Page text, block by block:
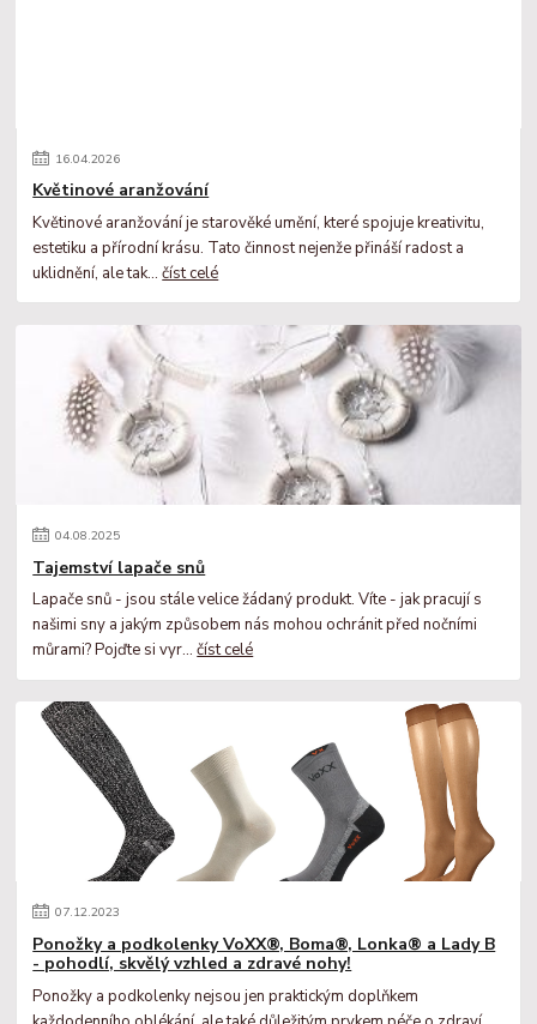
16.04.2026
Květinové aranžování
Květinové aranžování je starověké umění, které spojuje kreativitu,
estetiku a přírodní krásu. Tato činnost nejenže přináší radost a
uklidnění, ale tak...číst celé
04.08.2025
Tajemství lapače snů
Lapače snů - jsou stále velice žádaný produkt. Víte - jak pracují s
našimi sny a jakým způsobem nás mohou ochránit před nočními
můrami? Pojďte si vyr...číst celé
07.12.2023
Ponožky a podkolenky VoXX®, Boma®, Lonka® a Lady B
- pohodlí, skvělý vzhled a zdravé nohy!
Ponožky a podkolenky nejsou jen praktickým doplňkem